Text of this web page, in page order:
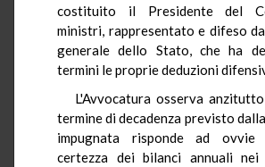
costituito il Presidente del
ministri, rappresentato e difeso
generale dello Stato, che ha
termini le proprie deduzioni
L'Avvocatura osserva
termine di decadenza previsto
impugnata risponde ad ovvie
certezza dei bilanci annuali